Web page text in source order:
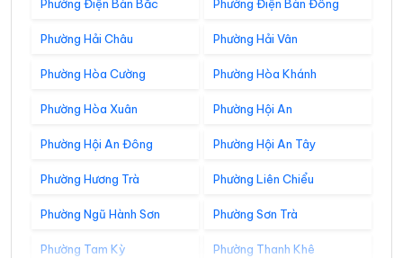
Phường Điện Bàn Bắc Phường Điện Bàn Đông
Phường Hải Châu Phường Hải Vân
Phường Hòa Cường Phường Hòa Khánh
Phường Hòa Xuân Phường Hội An
Phường Hội An Đông Phường Hội An Tây
Phường Hương Trà Phường Liên Chiểu
Phường Ngũ Hành Sơn Phường Sơn Trà
Phường Tam Kỳ Phường Thanh Khê